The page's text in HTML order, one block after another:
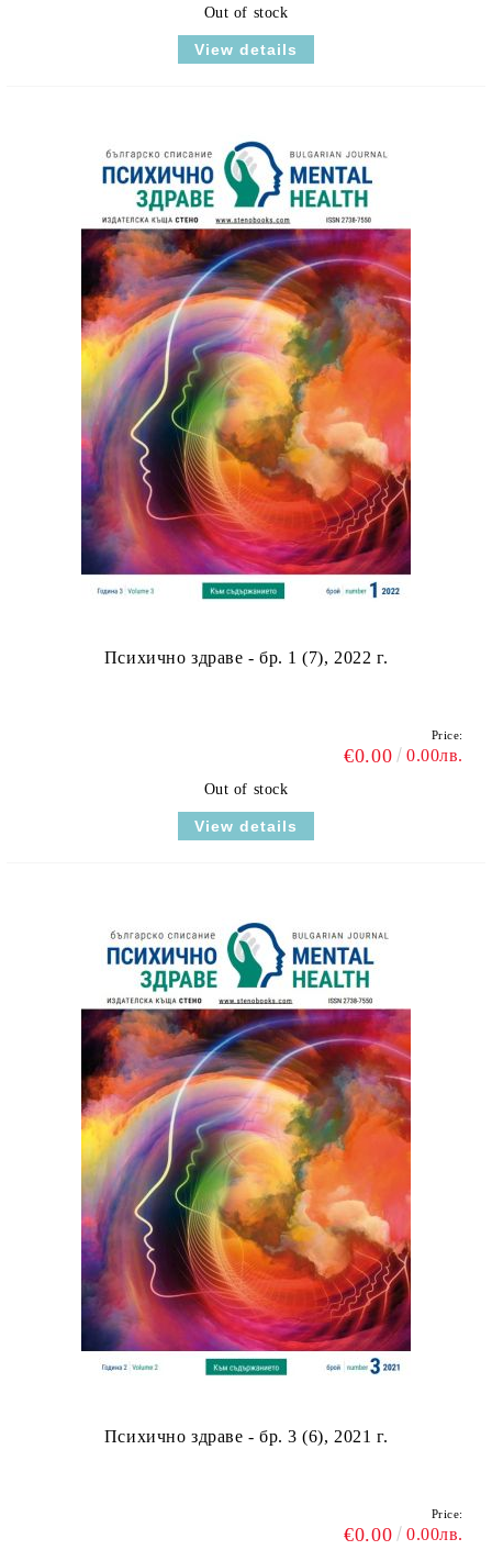
Out of stock
View details
Психично здраве - бр. 1 (7), 2022 г.
Price:
€0.00 0.00лв.
Out of stock
View details
Психично здраве - бр. 3 (6), 2021 г.
Price:
€0.00 0.00лв.